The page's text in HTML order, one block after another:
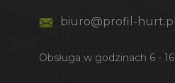
biuro@profil-hurt.pl
Obsługa w godzinach 6 - 16